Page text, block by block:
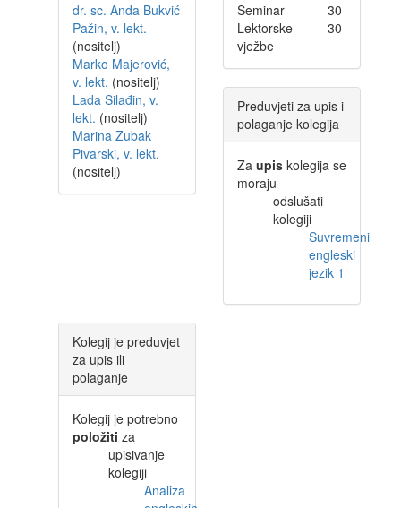
dr. sc. Anda Bukvić
Pažin, v. lekt.
(nositelj)
Marko Majerović,
v. lekt. (nositelj)
Lada Silađin, v.
lekt. (nositelj)
Marina Zubak
Pivarski, v. lekt.
(nositelj)
Seminar
30
Lektorske
vježbe
30
Preduvjeti za upis i
polaganje kolegija
Za upis kolegija se
moraju
odslušati
kolegiji
Suvremeni
engleski
jezik 1
Kolegij je preduvjet
za upis ili
polaganje
Kolegij je potrebno
položiti za
upisivanje
kolegiji
Analiza